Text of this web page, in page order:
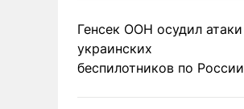
Генсек ООН осудил атаки
украинских
беспилотников по России